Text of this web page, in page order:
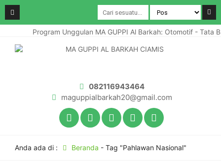
Program Unggulan MA GUPPI Al Barkah: Otomotif - Tata
082116943464
maguppialbarkah20@gmail.com
Anda ada di : Beranda - Tag "Pahlawan Nasional"